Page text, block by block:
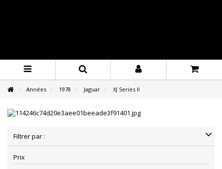
Années 1978 Jaguar XJ Series II
Filtrer par :
Prix